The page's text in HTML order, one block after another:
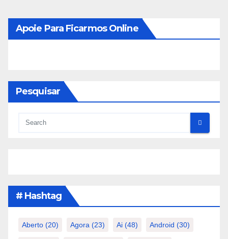
Apoie Para Ficarmos Online
Pesquisar
# Hashtag
Aberto (20) Agora (23) Ai (48) Android (30)